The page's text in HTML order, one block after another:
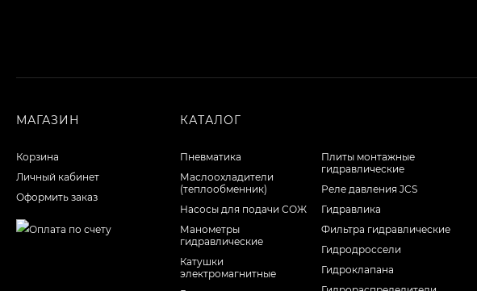
МАГАЗИН
Корзина
Личный кабинет
Оформить заказ
КАТАЛОГ
Пневматика
Маслоохладители
(теплообменник)
Насосы для подачи СОЖ
Манометры
гидравлические
Катушки
электромагнитные
Плиты монтажные
гидравлические
Реле давления JCS
Гидравлика
Фильтра гидравлические
Гидродроссели
Гидроклапана